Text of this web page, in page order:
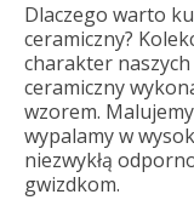
Dlaczego warto
ceramiczny?
charakter
ceramiczny
wzorem.
wypalamy w
niezwykłą
gwizdkom.